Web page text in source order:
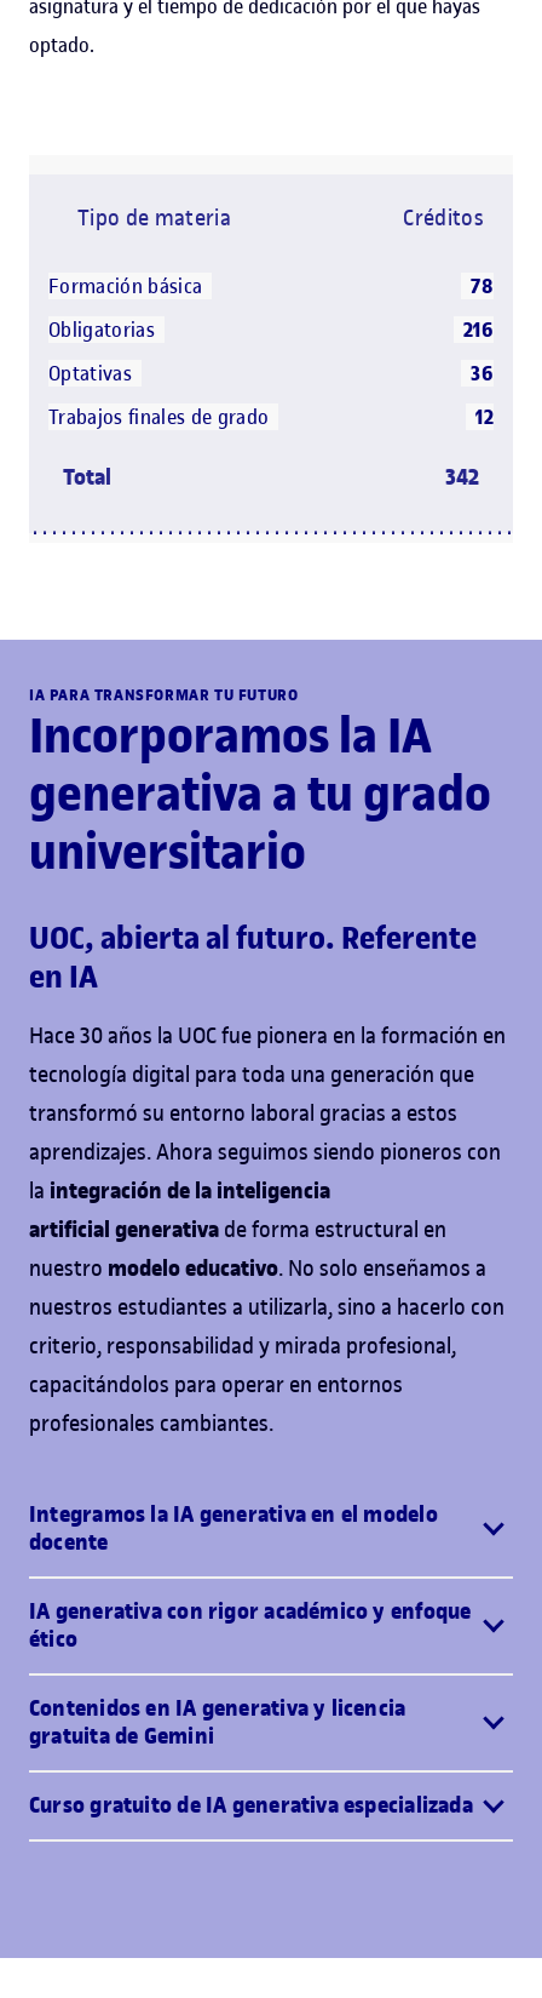
asignatura y el tiempo de dedicación por el que hayas
optado.
Tipo de materia Créditos
Formación básica
78
Obligatorias
216
Optativas
36
Trabajos finales de grado
12
Total 342
IA PARA TRANSFORMAR TU FUTURO
Incorporamos la IA
generativa a tu grado
universitario
UOC, abierta al futuro. Referente
en IA
Hace 30 años la UOC fue pionera en la formación en
tecnología digital para toda una generación que
transformó su entorno laboral gracias a estos
aprendizajes. Ahora seguimos siendo pioneros con
la integración de la inteligencia
artificialgenerativa de forma estructural en
nuestro modelo educativo. No solo enseñamos a
nuestros estudiantes a utilizarla, sino a hacerlo con
criterio, responsabilidad y mirada profesional,
capacitándolos para operar en entornos
profesionales cambiantes.
Integramos la IA generativa en el modelo
docente
IA generativa con rigor académico y enfoque
ético
Contenidos en IA generativa y licencia
gratuita de Gemini
Curso gratuito de IA generativa especializada